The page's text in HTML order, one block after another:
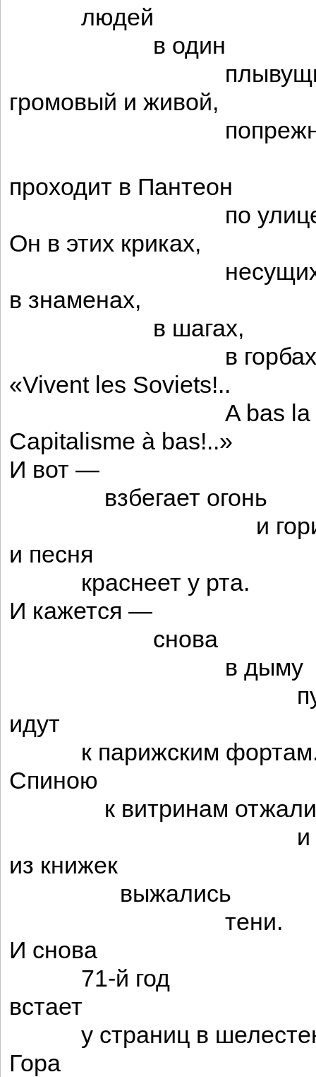
людей
в один
плывущий
громовый и живой,
проходит в Пантеон
по улице
Он в этих криках,
несущихся
в знаменах,
в шагах,
в горбах
«Vivent les Soviets!..
A bas la
Capitalisme à bas!..»
И вот —
взбегает огонь
и
и песня
краснеет у рта.
И кажется —
снова
в дыму
идут
к парижским
Спиною
к витринам
и
из книжек
выжались
тени.
И снова
71-й год
встает
у страниц в
Гора